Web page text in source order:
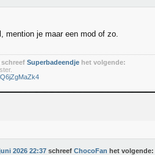
mention je maar een mod of zo.
schreef Superbadeendje het volgende:
2026 22:37 schreef ChocoFan het volgende: